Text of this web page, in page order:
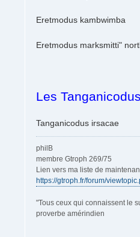
Eretmodus kambwimba
Eretmodus marksmitti"
Les Tanganicodus
Tanganicodus irsacae
philB
membre Gtroph 269/75
Lien vers ma liste de
https://gtroph.fr/forum/
"Tous ceux qui connaissent le
proverbe amérindien